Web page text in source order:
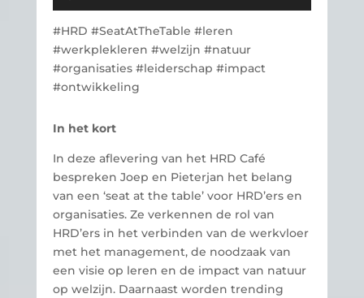
#HRD #SeatAtTheTable #leren
#werkplekleren #welzijn #natuur
#organisaties #leiderschap #impact
#ontwikkeling
In het kort
In deze aflevering van het HRD Café
bespreken Joep en Pieterjan het belang
van een ‘seat at the table’ voor HRD’ers en
organisaties. Ze verkennen de rol van
HRD’ers in het verbinden van de werkvloer
met het management, de noodzaak van
een visie op leren en de impact van natuur
op welzijn. Daarnaast worden trending